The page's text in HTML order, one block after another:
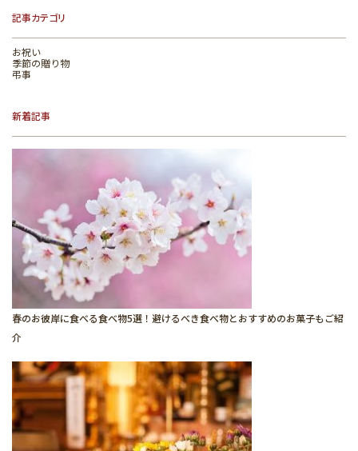
記事カテゴリ
お祝い
季節の贈り物
弔事
新着記事
春のお彼岸に食べる食べ物5選！避けるべき食べ物とおすすめのお菓子もご紹
介